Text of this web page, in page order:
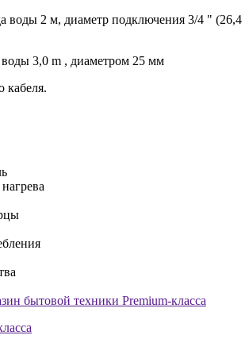
воды 2 м, диаметр подключения 3/4 " (26,4
3,0 m , диаметром 25 мм
кабеля.